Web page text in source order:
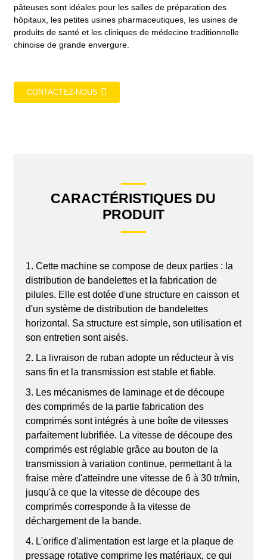
pâteuses sont idéales pour les salles de préparation des
hôpitaux, les petites usines pharmaceutiques, les usines de
produits de santé et les cliniques de médecine traditionnelle
chinoise de grande envergure.
CONTACTEZ-NOUS
CARACTÉRISTIQUES DU
PRODUIT
1. Cette machine se compose de deux parties : la
distribution de bandelettes et la fabrication de
pilules. Elle est dotée d'une structure en caisson et
d'un système de distribution de bandelettes
horizontal. Sa structure est simple, son utilisation et
son entretien sont aisés.
2. La livraison de ruban adopte un réducteur à vis
sans fin et la transmission est stable et fiable.
3. Les mécanismes de laminage et de découpe
des comprimés de la partie fabrication des
comprimés sont intégrés à une boîte de vitesses
parfaitement lubrifiée. La vitesse de découpe des
comprimés est réglable grâce au bouton de la
transmission à variation continue, permettant à la
fraise mère d'atteindre une vitesse de 6 à 30 tr/min,
jusqu'à ce que la vitesse de découpe des
comprimés corresponde à la vitesse de
déchargement de la bande.
4. L'orifice d'alimentation est large et la plaque de
pressage rotative comprime les matériaux, ce qui